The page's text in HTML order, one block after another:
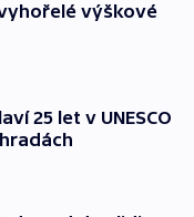
výškové
25 let v UNESCO